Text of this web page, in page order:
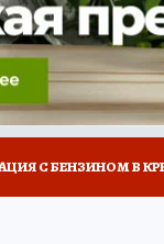
С БЕНЗИНОМ В